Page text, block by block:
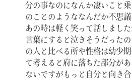
分の事なのになんか凄いこと
のことのようななんだか不思議
あの時は軽く笑って話しまし
言葉にすると泣きそうだった
の人と比べる所や性格は幼少
て考えると府に落ちた部分が
ないですがもっと自分と向き